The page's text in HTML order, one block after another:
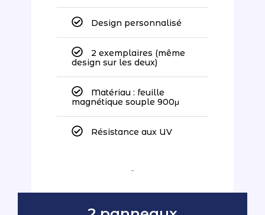
Design personnalisé
2 exemplaires (même
design sur les deux)
Matériau : feuille
magnétique souple 900μ
Résistance aux UV
-